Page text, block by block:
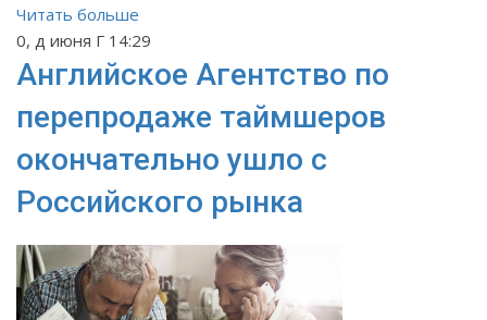
Читать больше
0, д июня Г 14:29
Английское Агентство по
перепродаже таймшеров
окончательно ушло с
Российского рынка